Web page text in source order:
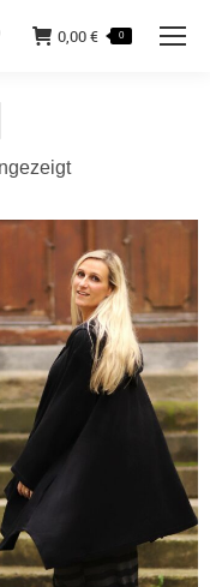
0,00€ 0
Nach